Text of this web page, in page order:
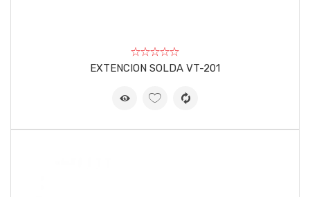
EXTENCION SOLDA VT-201